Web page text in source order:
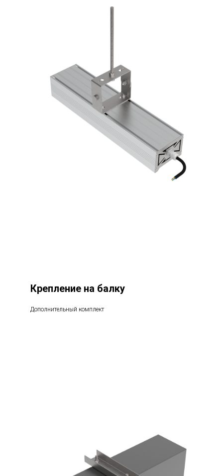
Крепление на балку
Дополнительный комплект